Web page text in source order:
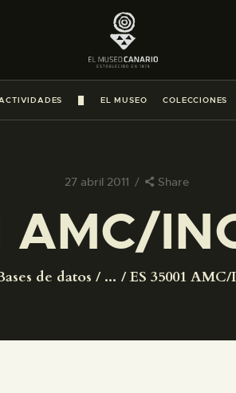
EL MUSEO COLECCIONES
27 abril 2011 Share
AMC/
de datos ... ES 35001
LA VISITA